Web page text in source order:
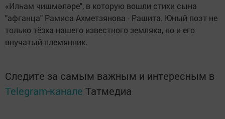
«Илһам чишмәләре", в которую вошли стихи сына
"афганца" Рамиса Ахметзянова - Рашита. Юный поэт не
только тёзка нашего известного земляка, но и его
внучатый племянник.
Следите за самым важным и интересным в
Telegram-канале Татмедиа